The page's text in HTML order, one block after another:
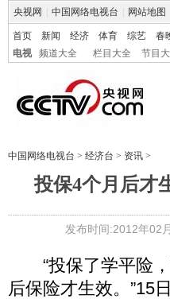
央视网 中国网络电视台 网站地图
首页 新闻 经济 体育 综艺 春
电视
频道大全 栏目大全 节目
中国网络电视台 > 经济台 > 资讯 >
投保4个月后才
发布时间:2012年02
“投保了学平险，
后保险才生效。”15